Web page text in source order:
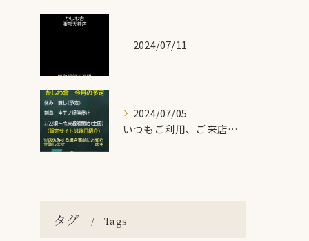
2024/07/11
2024/07/05
いつもご利用、ご来店頂き有難うございます！
タグ Tags